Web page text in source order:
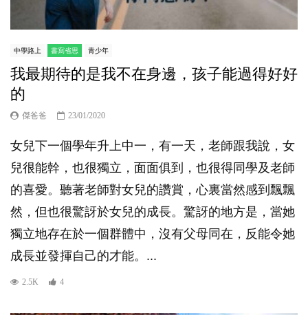
中學路上 書寫省思 青少年
我最期待的是我不在身邊，孩子能過得好好
的
傑爸爸 23/01/2020
女兒下一個學年升上中一，有一天，老師跟我說，女
兒很能幹，也很獨立，面面俱到，也很得同學及老師
的喜愛。聽著老師對女兒的讚賞，心裏當然感到飄飄
然，但也很驚訝於女兒的成長。驚訝的地方是，當她
獨立地存在於一個群體中，沒有父母同在，反能令她
成長並發揮自己的才能。...
2.5K 4